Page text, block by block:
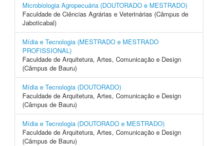
Microbiologia Agropecuária (DOUTORADO e MESTRADO)
Faculdade de Ciências Agrárias e Veterinárias (Câmpus de
Jaboticabal)
Mídia e Tecnologia (MESTRADO e MESTRADO
PROFISSIONAL)
Faculdade de Arquitetura, Artes, Comunicação e Design
(Câmpus de Bauru)
Mídia e Tecnologia (DOUTORADO)
Faculdade de Arquitetura, Artes, Comunicação e Design
(Câmpus de Bauru)
Mídia e Tecnologia (DOUTORADO e MESTRADO)
Faculdade de Arquitetura, Artes, Comunicação e Design
(Câmpus de Bauru)